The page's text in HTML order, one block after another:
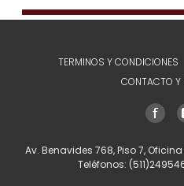
TERMINOS Y CONDICIONES
CONTACTO Y
Av. Benavides 768, Piso 7,
Teléfonos: